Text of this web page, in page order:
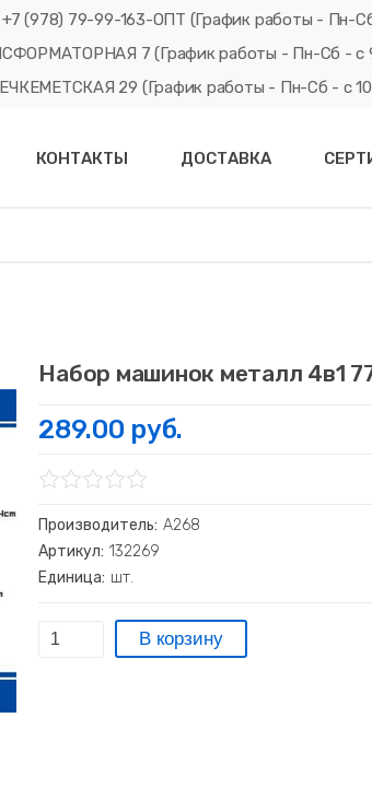
+7 (978) 79-99-163-ОПТ (График работы - Пн-
7 (График работы - Пн-Сб - с
29 (График работы - Пн-Сб - с
КОНТАКТЫ ДОСТАВКА
Набор машинок металл 4в1
289.00 руб.
Производитель: А268
Артикул: 132269
Единица: шт.